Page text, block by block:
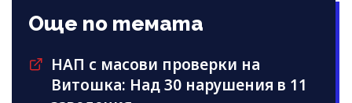
Още по темата
НАП с масови проверки на
Витошка: Над 30 нарушения в 11